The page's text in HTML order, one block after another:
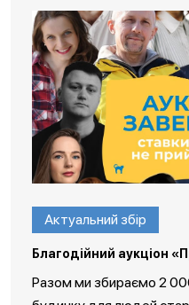
Актуальний збір
Благодійний аукціон
Разом ми збираємо 2